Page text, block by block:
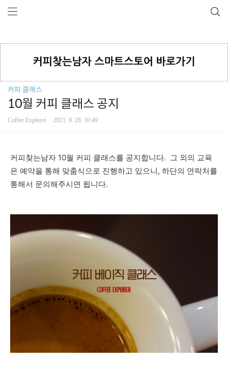
커피 클래스
10월 커피 클래스 공지
Coffee Explorer 2021. 9. 28. 10:49
커피찾는남자 10월 커피 클래스를 공지합니다. 그 외의 교육
은 예약을 통해 맞춤식으로 진행하고 있으니, 하단의 연락처를
통해서 문의해주시면 됩니다.